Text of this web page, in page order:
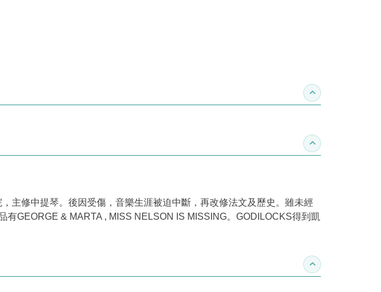
收合得獎紀錄
收合作家介紹
主修中提琴。後因受傷，音樂生涯被迫中斷，再改修法文及歷史。雖未經
GEORGE & MARTA , MISS NELSON IS MISSING。GODILOCKS得到凱
收合推薦專區